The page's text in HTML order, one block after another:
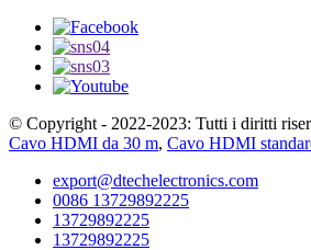
© Copyright - 2022-2023: Tutti i diritti
Cavo HDMI da 30 m, Cavo HDMI
export@dtechelectronics.com
0086 13729892225
13729892225
13729892225